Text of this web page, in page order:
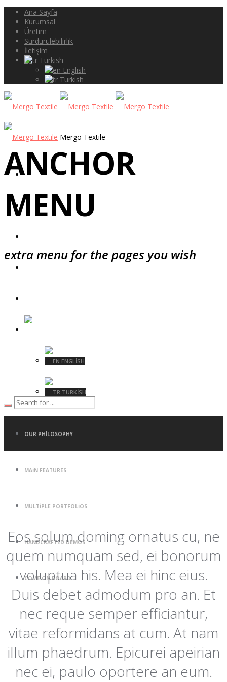
Ana Sayfa
Kurumsal
Üretim
Sürdürülebilirlik
İletişim
Turkish
English
Turkish
Mergo Textile
ANA SAYFA
KURUMSAL
ENGLISH
TURKISH
ANCHOR
MENU
extra menu for the pages you wish
OUR PHILOSOPHY
MAIN FEATURES
MULTIPLE PORTFOLIOS
HANDCRAFTED DEMOS
COME ON BOARD
Eos solum doming ornatus cu, ne
quem numquam sed, ei bonorum
voluptua his. Mea ei hinc eius.
Duis debet admodum pro an. Et
nec reque semper efficiantur,
vitae reformidans at cum. At nam
illum phaedrum. Epicurei apeirian
nec ei, paulo oportere an eum.